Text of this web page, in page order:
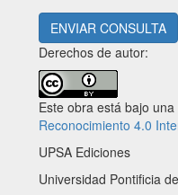
ENVIAR CONSULTA
Derechos de autor:
Este obra está bajo una
Reconocimiento 4.0
UPSA Ediciones
Universidad Pontificia